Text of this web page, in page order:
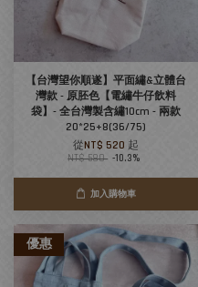
【台灣望你順遂】平面繡&立體台
灣款 - 原胚色【電繡牛仔飲料
袋】- 全台灣製含繡10cm - 兩款
20*25+8(36/75)
從NT$ 520 起
NT$ 580 -10.3%
加入購物車
優惠